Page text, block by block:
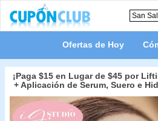
Ofertas de Hoy
¡Paga $15 en Lugar de $45 por
+ Aplicación de Serum, Suero e